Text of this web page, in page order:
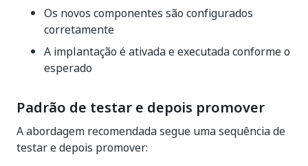
Os novos componentes são configurados
corretamente
A implantação é ativada e executada conforme o
esperado
Padrão de testar e depois promover
A abordagem recomendada segue uma sequência de
testar e depois promover: